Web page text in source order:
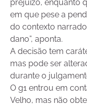
prejuízo, enquanto
em que pese a
do contexto
dano”, aponta.
A decisão tem
mas pode ser
durante o
O g1 entrou em
Velho, mas não